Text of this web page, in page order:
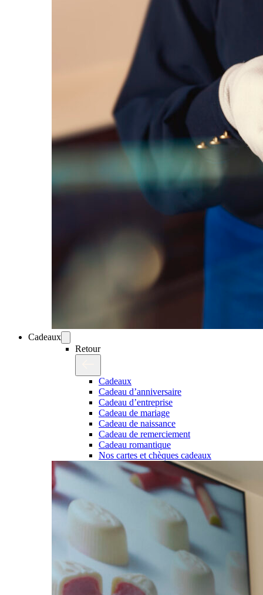
Cadeaux
Retour
Cadeaux
Cadeau d’anniversaire
Cadeau d’entreprise
Cadeau de mariage
Cadeau de naissance
Cadeau de remerciement
Cadeau romantique
Nos cartes et chèques cadeaux